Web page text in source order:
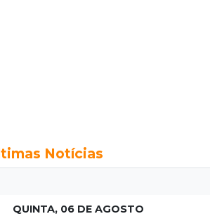
Notícias
QUINTA, 06 DE AGOSTO